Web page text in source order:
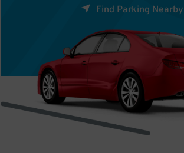
Find Parking Nearby